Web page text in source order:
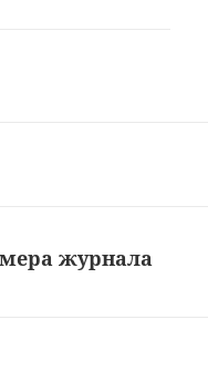
журнала